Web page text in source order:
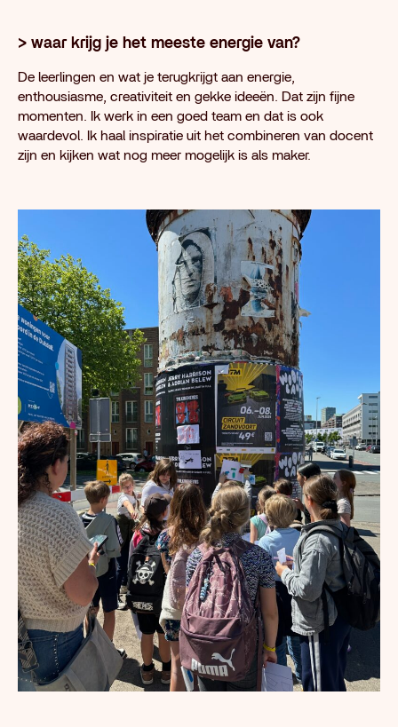
> waar krijg je het meeste energie van?
De leerlingen en wat je terugkrijgt aan energie,
enthousiasme, creativiteit en gekke ideeën. Dat zijn fijne
momenten. Ik werk in een goed team en dat is ook
waardevol. Ik haal inspiratie uit het combineren van docent
zijn en kijken wat nog meer mogelijk is als maker.